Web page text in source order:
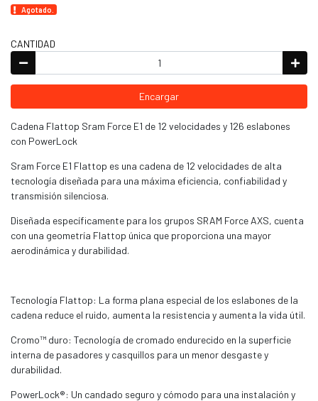
Agotado.
CANTIDAD
Encargar
Cadena Flattop Sram Force E1 de 12 velocidades y 126 eslabones
con PowerLock
Sram Force E1 Flattop es una cadena de 12 velocidades de alta
tecnología diseñada para una máxima eficiencia, confiabilidad y
transmisión silenciosa.
Diseñada específicamente para los grupos SRAM Force AXS, cuenta
con una geometría Flattop única que proporciona una mayor
aerodinámica y durabilidad.
Tecnología Flattop: La forma plana especial de los eslabones de la
cadena reduce el ruido, aumenta la resistencia y aumenta la vida útil.
Cromo™ duro: Tecnología de cromado endurecido en la superficie
interna de pasadores y casquillos para un menor desgaste y
durabilidad.
PowerLock®: Un candado seguro y cómodo para una instalación y